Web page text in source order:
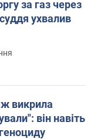
за газ через
ухвалив
викрила
він навіть